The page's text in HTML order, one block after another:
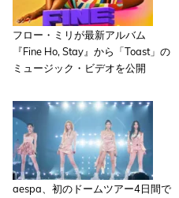
フロー・ミリが最新アルバム
『Fine Ho, Stay』から「Toast」の
ミュージック・ビデオを公開
aespa、初のドームツアー4日間で